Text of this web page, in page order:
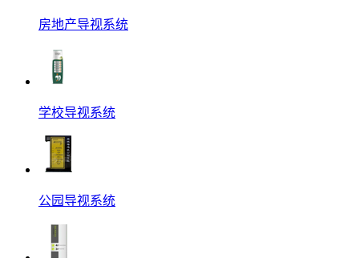
房地产导视系统
学校导视系统
公园导视系统